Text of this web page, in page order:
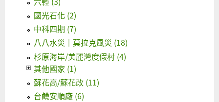
國光石化 (2)
中科四期 (7)
八八水災｜莫拉克風災 (18)
杉原海岸/美麗灣度假村 (4)
其他國家 (1)
蘇花高/蘇花改 (11)
台鹼安順廠 (6)